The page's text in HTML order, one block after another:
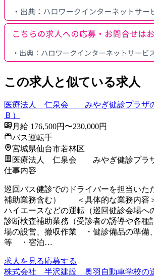
この求人と似ている求人
医療法人 仁泉会 みやぎ健診プラザの
Ｂ）
月給 176,500円〜230,000円
バス運転手
宮城県仙台市若林区
医療法人 仁泉会 みやぎ健診プラ
仕事内容
巡回バス健診でのドライバーを担当い
補助業務含む） ＜具体的な業務内容
ハイエースなどの運転（巡回健診会場
診断検査補助業務（受診者の誘導や各
場の設営、撤収作業 ・健診備品の準
等 ・宿泊…
求人を見る応募する
株式会社 半沢建設 奥羽自動車学校の